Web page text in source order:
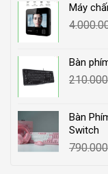
Máy
Bàn
210.000
Bàn
Switch
790.000